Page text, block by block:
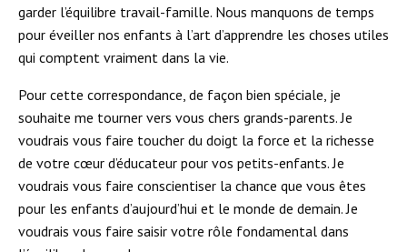
garder l’équilibre travail-famille. Nous manquons de temps
pour éveiller nos enfants à l’art d’apprendre les choses utiles
qui comptent vraiment dans la vie.
Pour cette correspondance, de façon bien spéciale, je
souhaite me tourner vers vous chers grands-parents. Je
voudrais vous faire toucher du doigt la force et la richesse
de votre cœur d’éducateur pour vos petits-enfants. Je
voudrais vous faire conscientiser la chance que vous êtes
pour les enfants d’aujourd’hui et le monde de demain. Je
voudrais vous faire saisir votre rôle fondamental dans